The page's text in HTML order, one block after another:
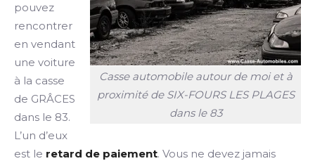
Casse automobile autour de moi et à
proximité de SIX-FOURS LES PLAGES
dans le 83
pouvez
rencontrer
en vendant
une voiture
à la casse
de GRÂCES
dans le 83.
L’un d’eux
est le retard de paiement. Vous ne devez jamais